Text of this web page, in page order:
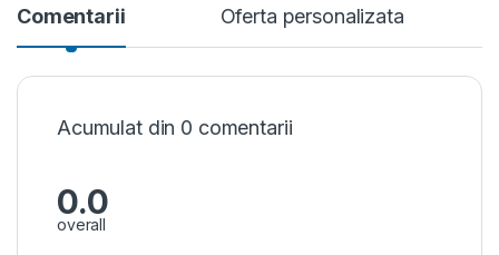
Comentarii Oferta personalizata
Acumulat din 0 comentarii
0.0
overall